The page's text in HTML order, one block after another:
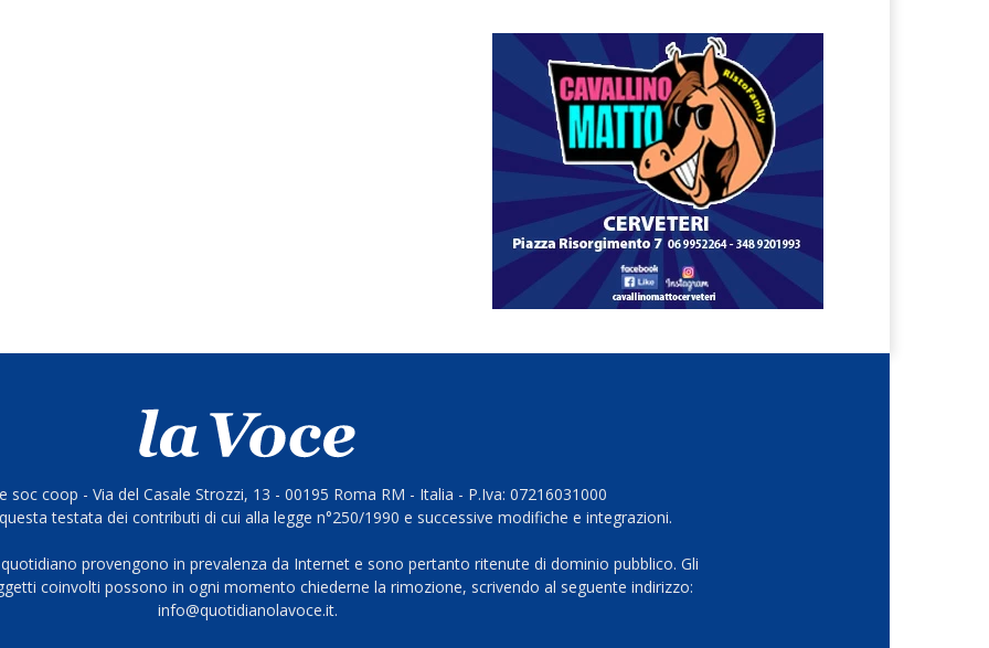
soc coop - Via del Casale Strozzi, 13 - 00195 Roma RM - Italia - P.Iva: 07216031000
testata dei contributi di cui alla legge n°250/1990 e successive modifiche e integrazioni.
provengono in prevalenza da Internet e sono pertanto ritenute di dominio pubblico. Gli
coinvolti possono in ogni momento chiederne la rimozione, scrivendo al seguente indirizzo:
info@quotidianolavoce.it.